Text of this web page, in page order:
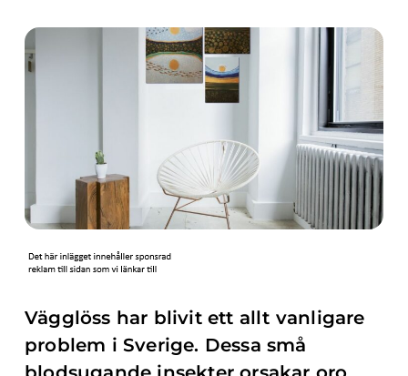
Vägglöss har blivit ett allt vanligare
problem i Sverige. Dessa små